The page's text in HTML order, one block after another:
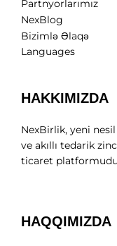
Partnyorlarımız
NexBlog
Bizimlə Əlaqə
Languages
HAKKIMIZDA
NexBirlik, yeni
ve akıllı tedarik
ticaret
HAQQIMIZDA